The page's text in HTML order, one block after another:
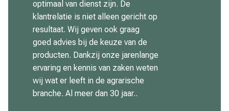
optimaal van dienst zijn. De
klantrelatie is niet alleen gericht op
resultaat. Wij geven ook graag
goed advies bij de keuze van de
producten. Dankzij onze jarenlange
ervaring en kennis van zaken weten
wij wat er leeft in de agrarische
branche. Al meer dan 30 jaar..